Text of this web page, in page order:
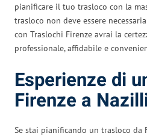
pianificare il tuo trasloco con la
trasloco non deve essere
con Traslochi Firenze avrai la
professionale, affidabile e
Esperienze di
Firenze a
Se stai pianificando un trasloco da